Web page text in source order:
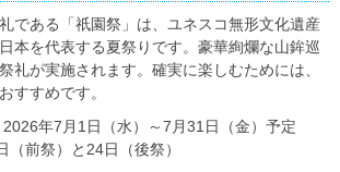
である「祇園祭」は、ユネスコ無形文化遺産
本を代表する夏祭りです。豪華絢爛な山鉾巡
礼が実施されます。確実に楽しむためには、
すすめです。
年7月1日（水）～7月31日（金）予定
前祭）と24日（後祭）